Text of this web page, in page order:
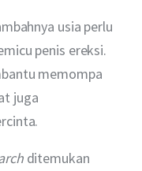
usia perlu
penis ereksi.
memompa
juga
ditemukan